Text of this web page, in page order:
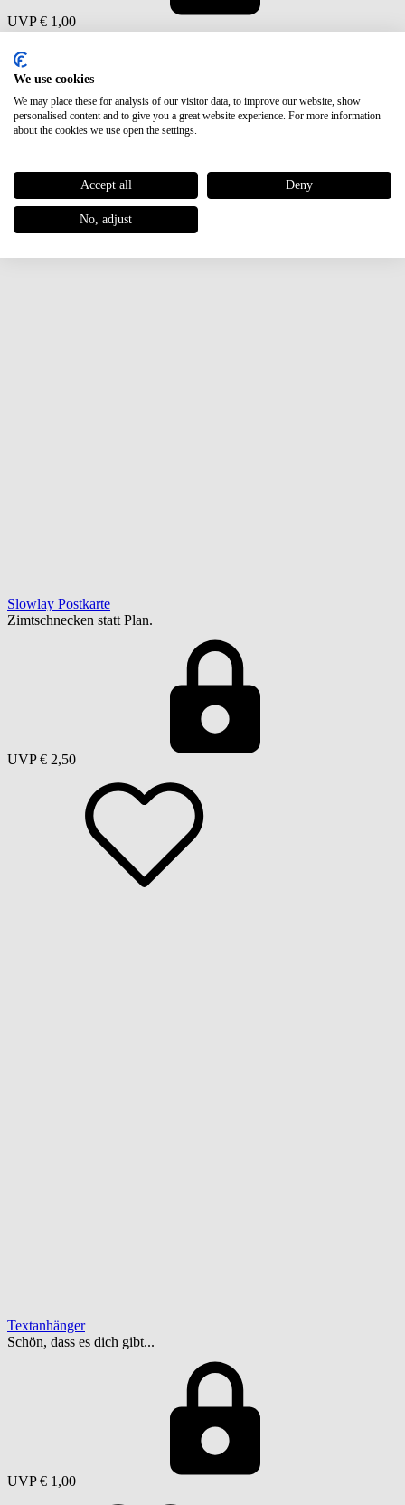
UVP € 1,00
Slowlay Postkarte
Zimtschnecken statt Plan.
UVP € 2,50
Textanhänger
Schön, dass es dich gibt...
UVP € 1,00
We use cookies
We may place these for analysis of our visitor data, to improve our website, show
personalised content and to give you a great website experience. For more information
about the cookies we use open the settings.
Accept all Deny
No, adjust